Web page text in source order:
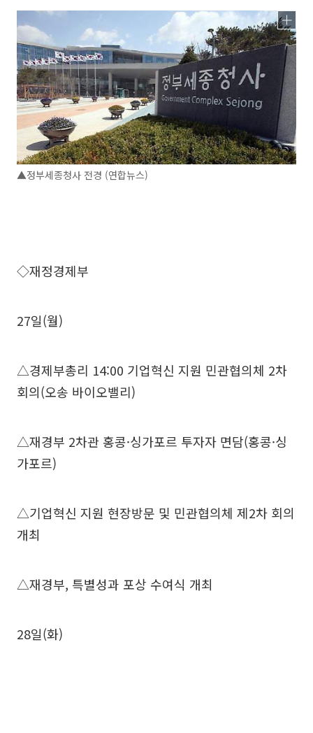
▲정부세종청사 전경 (연합뉴스)
◇재정경제부
27일(월)
△경제부총리 14:00 기업혁신 지원 민관협의체 2차
회의(오송 바이오밸리)
△재경부 2차관 홍콩·싱가포르 투자자 면담(홍콩·싱
가포르)
△기업혁신 지원 현장방문 및 민관협의체 제2차 회의
개최
△재경부, 특별성과 포상 수여식 개최
28일(화)